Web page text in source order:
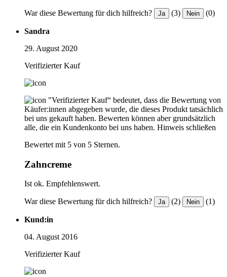
War diese Bewertung für dich hilfreich? Ja (3) Nein (0)
Sandra
29. August 2020
Verifizierter Kauf
"Verifizierter Kauf“ bedeutet, dass die Bewertung von
Käufer:innen abgegeben wurde, die dieses Produkt tatsächlich
bei uns gekauft haben. Bewerten können aber grundsätzlich
alle, die ein Kundenkonto bei uns haben. Hinweis schließen
Bewertet mit 5 von 5 Sternen.
Zahncreme
Ist ok. Empfehlenswert.
War diese Bewertung für dich hilfreich? Ja (2) Nein (1)
Kund:in
04. August 2016
Verifizierter Kauf